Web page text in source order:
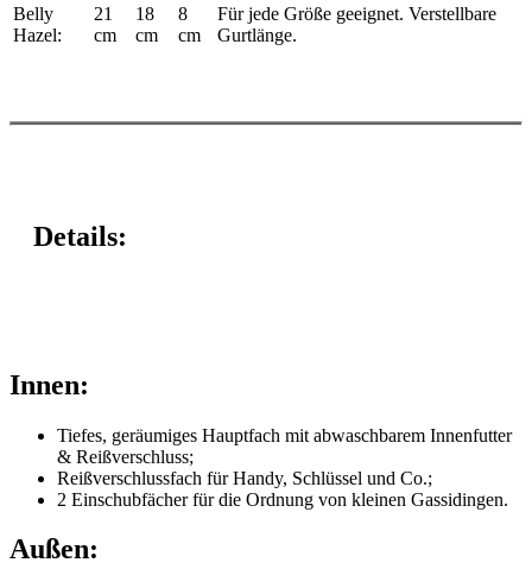
Belly
Hazel:
21
cm
18
cm
8
cm
Für jede Größe geeignet. Verstellbare
Gurtlänge.
Details:
Innen:
Tiefes, geräumiges Hauptfach mit abwaschbarem Innenfutter
& Reißverschluss;
Reißverschlussfach für Handy, Schlüssel und Co.;
2 Einschubfächer für die Ordnung von kleinen Gassidingen.
Außen: